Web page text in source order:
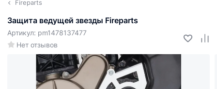
Fireparts
Защита ведущей звезды Fireparts
Нет отзывов
Артикул: pm1478137477